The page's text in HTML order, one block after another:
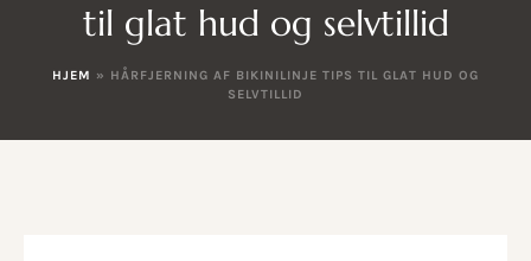
til glat hud og selvtillid
HJEM » HÅRFJERNING AF BIKINILINJE TIPS TIL GLAT HUD OG
SELVTILLID